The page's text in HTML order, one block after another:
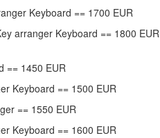
Keyboard == 1700 EUR
arranger Keyboard == 1800 EUR
== 1450 EUR
Keyboard == 1500 EUR
== 1550 EUR
Keyboard == 1600 EUR